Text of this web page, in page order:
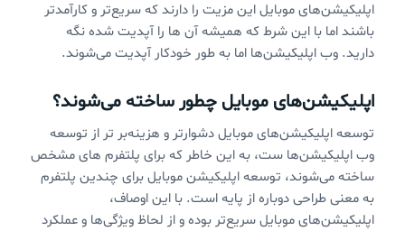
اپلیکیشن‌های موبایل این مزیت را دارند که سریع‌تر و کارآمدتر
باشند اما با این شرط که همیشه آن ها را آپدیت شده نگه
دارید. وب اپلیکیشن‌ها اما به طور خودکار آپدیت می‌شوند.
اپلیکیشن‌های موبایل چطور ساخته می‌شوند؟
توسعه اپلیکیشن‌های موبایل دشوارتر و هزینه‌بر تر از توسعه
وب اپلیکیشن‌ها ست، به این خاطر که برای پلتفرم های مشخص
ساخته می‌شوند، توسعه اپلیکیشن موبایل برای چندین پلتفرم
به معنی طراحی دوباره از پایه است. با این اوصاف،
اپلیکیشن‌های موبایل سریع‌تر بوده و از لحاظ ویژگی‌ها و عملکرد